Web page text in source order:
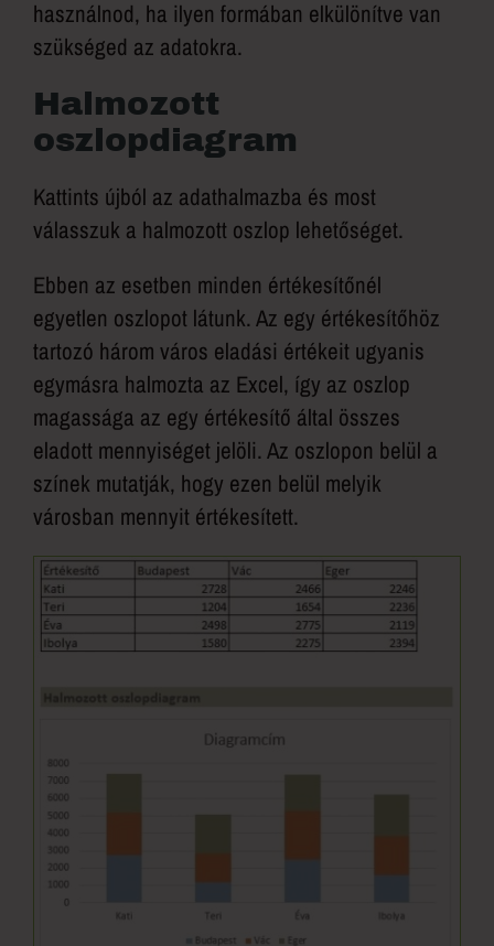
használnod, ha ilyen formában elkülönítve van
szükséged az adatokra.
Halmozott
oszlopdiagram
Kattints újból az adathalmazba és most
válasszuk a halmozott oszlop lehetőséget.
Ebben az esetben minden értékesítőnél
egyetlen oszlopot látunk. Az egy értékesítőhöz
tartozó három város eladási értékeit ugyanis
egymásra halmozta az Excel, így az oszlop
magassága az egy értékesítő által összes
eladott mennyiséget jelöli. Az oszlopon belül a
színek mutatják, hogy ezen belül melyik
városban mennyit értékesített.